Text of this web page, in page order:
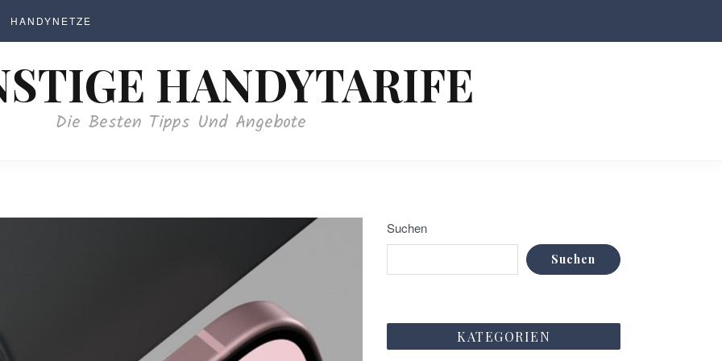
HANDYNETZE
HANDYTARIFE
Die Besten Tipps Und Angebote
Suchen
Suchen
KATEGORIEN